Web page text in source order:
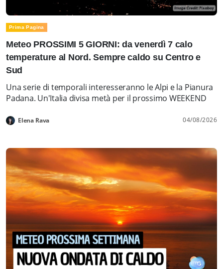
Prima Pagina
Meteo PROSSIMI 5 GIORNI: da venerdì 7 calo
temperature al Nord. Sempre caldo su Centro e
Sud
Una serie di temporali interesseranno le Alpi e la Pianura
Padana. Un'Italia divisa metà per il prossimo WEEKEND
Elena Rava 04/08/2026